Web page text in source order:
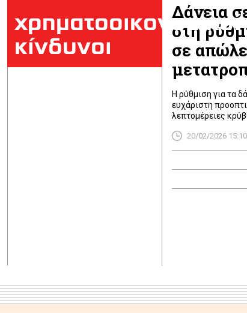
χρηματοοικονομικοί
κίνδυνοι
Δάνεια
στη
σε
Η ρύθμιση για τα
ευχάριστη
λεπτομέρειες
των οικονομικών
διαδικασία αυτή
20/02/2026 15:10